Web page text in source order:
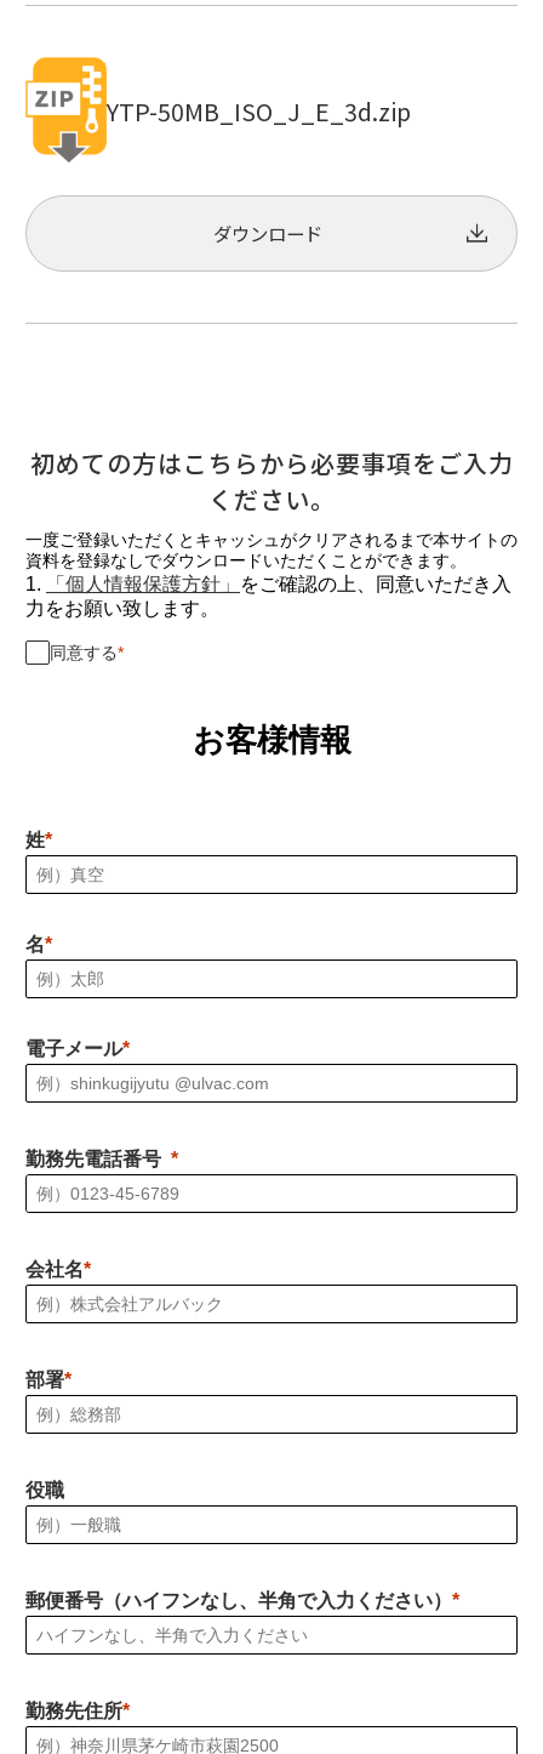
YTP-50MB_ISO_J_E_3d.zip
ダウンロード
初めての方はこちらから必要事項をご入力
ください。
一度ご登録いただくとキャッシュがクリアされるまで本サイトの
資料を登録なしでダウンロードいただくことができます。
1. 「個人情報保護方針」
をご確認の上、同意いただき入
力をお願い致します。
同意する
お客様情報
姓
名
電子メール
勤務先電話番号
会社名
部署
役職
郵便番号（ハイフンなし、半角で入力ください）
勤務先住所